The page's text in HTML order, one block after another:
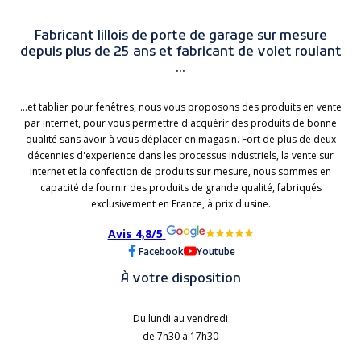
Fabricant lillois de porte de garage sur mesure
depuis plus de 25 ans et fabricant de volet roulant
...
...et tablier pour fenêtres, nous vous proposons des produits en vente
par internet, pour vous permettre d'acquérir des produits de bonne
qualité sans avoir à vous déplacer en magasin. Fort de plus de deux
décennies d'experience dans les processus industriels, la vente sur
internet et la confection de produits sur mesure, nous sommes en
capacité de fournir des produits de grande qualité, fabriqués
exclusivement en France, à prix d'usine.
Avis 4,8/5
Facebook Youtube
À votre disposition
Du lundi au vendredi
de 7h30 à 17h30